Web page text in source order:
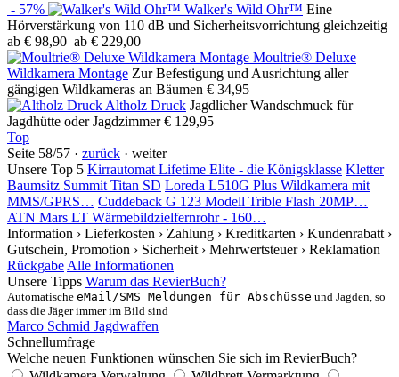
- 57% Walker's Wild Ohr™ Eine
Hörverstärkung von 110 dB und Sicherheitsvorrichtung gleichzeitig
ab € 98,90 ab € 229,00
Moultrie® Deluxe
Wildkamera Montage Zur Befestigung und Ausrichtung aller
gängigen Wildkameras an Bäumen € 34,95
Altholz Druck Jagdlicher Wandschmuck für
Jagdhütte oder Jagdzimmer € 129,95
Top
Seite 58/57 · zurück · weiter
Unsere Top 5 Kirrautomat Lifetime Elite - die Königsklasse Kletter
Baumsitz Summit Titan SD Loreda L510G Plus Wildkamera mit
MMS/GPRS… Cuddeback G 123 Modell Trible Flash 20MP…
ATN Mars LT Wärmebildzielfernrohr - 160…
Information › Lieferkosten › Zahlung › Kreditkarten › Kundenrabatt ›
Gutschein, Promotion › Sicherheit › Mehrwertsteuer › Reklamation
Rückgabe Alle Informationen
Unsere Tipps Warum das RevierBuch?
Automatische eMail/SMS Meldungen für Abschüsse und Jagden, so
dass die Jäger immer im Bild sind
Marco Schmid Jagdwaffen
Schnellumfrage
Welche neuen Funktionen wünschen Sie sich im RevierBuch?